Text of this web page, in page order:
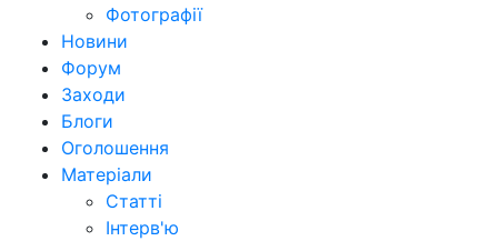
Фотографії
Новини
Форум
Заходи
Блоги
Оголошення
Матеріали
Статті
Інтерв'ю